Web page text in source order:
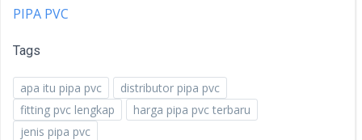
PIPA PVC
Tags
apa itu pipa pvc
distributor pipa pvc
fitting pvc lengkap
harga pipa pvc terbaru
jenis pipa pvc